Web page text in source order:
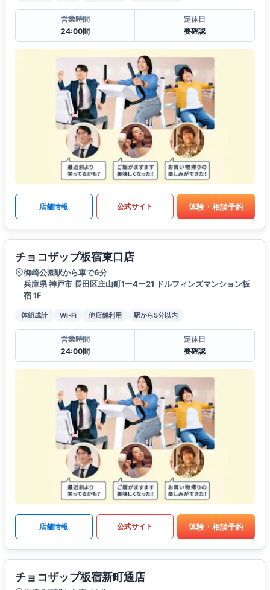
営業時間
24:00間
定休日
要確認
店舗情報 公式サイト 体験・相談予約
チョコザップ板宿東口店
御崎公園駅から車で6分
兵庫県 神戸市 長田区庄山町1ー4ー21 ドルフィンズマンション板
宿 1F
体組成計 Wi-Fi 他店舗利用 駅から5分以内
営業時間
24:00間
定休日
要確認
店舗情報 公式サイト 体験・相談予約
チョコザップ板宿新町通店